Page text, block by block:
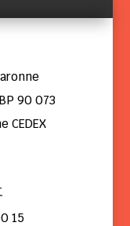
90 073
CEDEX
15